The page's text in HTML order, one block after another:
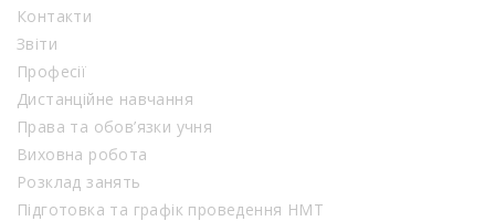
Контакти
Звіти
Професії
Дистанційне навчання
Права та обов’язки учня
Виховна робота
Розклад занять
Підготовка та графік проведення НМТ